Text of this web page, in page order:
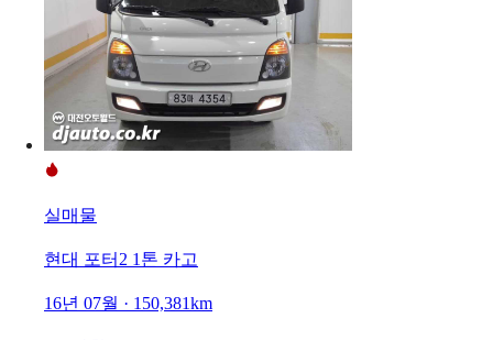
실매물
현대 포터2 1톤 카고
16년 07월 · 150,381km